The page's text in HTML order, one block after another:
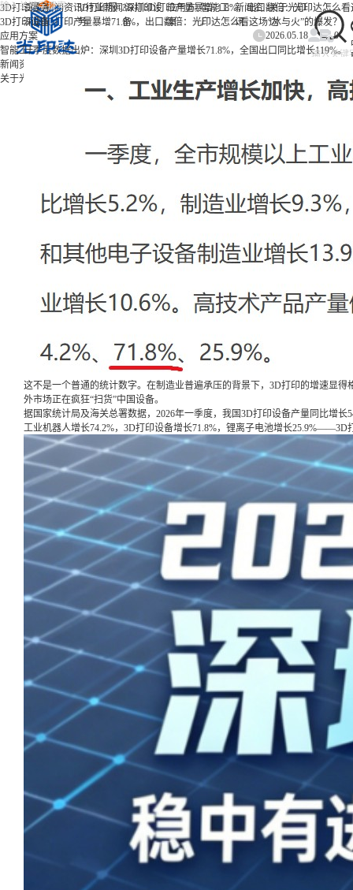
3D打印服
务
3D打印设
备
应用方
案
智能工
厂
新闻资
讯
关于光印
达
3D打印服务
3D打印设备
应用方案
智能工厂
新闻资讯
关于光印达
首页/新闻资讯/行业新闻/深圳3D打印产量暴增71.8%，出口翻倍：光印达怎么
深圳3D打印产量暴增71.8%，出口翻倍：光印达怎么看这场“冰与火”的爆发？
2026.05.18
0
一季度数据出炉：深圳3D打印设备产量增长71.8%，全国出口同比增长119%。
这不是一个普通的统计数字。在制造业普遍承压的背景下，3D打印的增速显
外市场正在疯狂“扫货”中国设备。
据国家统计局及海关总署数据，2026年一季度，我国3D打印设备产量同比增
工业机器人增长74.2%，3D打印设备增长71.8%，锂离子电池增长25.9%——3D